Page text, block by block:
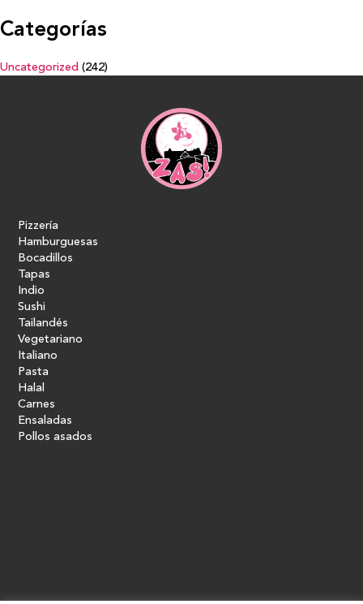
Categorías
Uncategorized (242)
Pizzería
Hamburguesas
Bocadillos
Tapas
Indio
Sushi
Tailandés
Vegetariano
Italiano
Pasta
Halal
Carnes
Ensaladas
Pollos asados